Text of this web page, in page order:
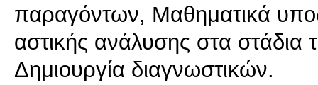
παραγόντων, Μαθηματικά
αστικής ανάλυσης στα
Δημιουργία διαγνωστικών.